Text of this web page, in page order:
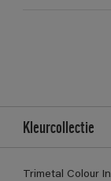
Kleurcollectie
Trimetal Colour